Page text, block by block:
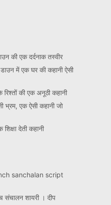
की एक दर्दनाक तस्वीर
में एक घर की कहानी ऐसी
रिश्तों की एक अनूठी कहानी
भ्रम, एक ऐसी कहानी जो
देती कहानी
sanchalan script
संचालन शायरी । दीप